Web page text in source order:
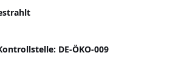
DE-ÖKO-009